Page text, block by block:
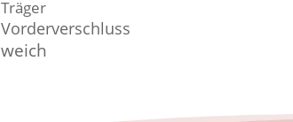
Träger
Vorderverschluss
weich